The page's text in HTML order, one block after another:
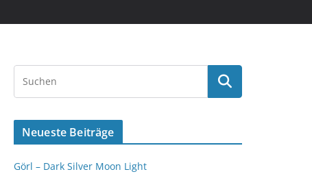
Neueste Beiträge
Görl – Dark Silver Moon Light